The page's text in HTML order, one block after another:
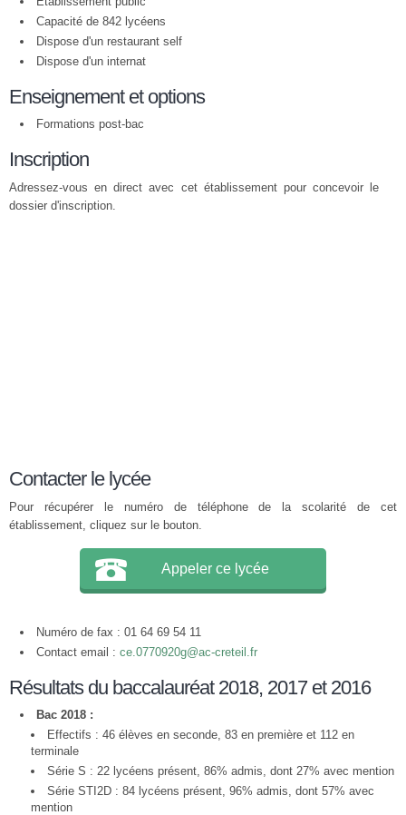
Capacité de 842 lycéens
Dispose d'un restaurant self
Dispose d'un internat
Enseignement et options
Formations post-bac
Inscription
Adressez-vous en direct avec cet établissement pour concevoir le
dossier d'inscription.
Contacter le lycée
Pour récupérer le numéro de téléphone de la scolarité de cet
établissement, cliquez sur le bouton.
Appeler ce lycée
Numéro de fax : 01 64 69 54 11
Contact email : ce.0770920g@ac-creteil.fr
Résultats du baccalauréat 2018, 2017 et 2016
Bac 2018 :
Effectifs : 46 élèves en seconde, 83 en première et 112 en
terminale
Série S : 22 lycéens présent, 86% admis, dont 27% avec mention
Série STI2D : 84 lycéens présent, 96% admis, dont 57% avec
mention